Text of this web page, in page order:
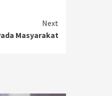
Next
Masyarakat